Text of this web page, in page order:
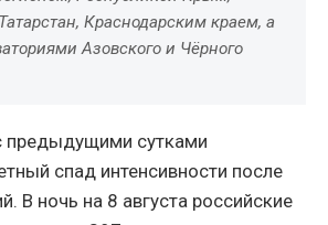
Краснодарским краем, а
Азовского и Чёрного
предыдущими сутками
спад интенсивности после
В ночь на 8 августа российские